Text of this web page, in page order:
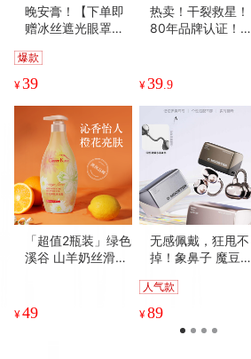
晚安膏！【下单即
赠冰丝遮光眼罩】
膏 天然花香 馥郁柔
和 20g/盒
爆款
¥39
热卖！干裂救星！
80年品牌认证！南
脚膏 小绿膏 脚后跟
¥39.9
「超值2瓶装」绿色
溪谷 山羊奶丝滑沐
花亮肤沐浴露 保湿
¥49
无感佩戴，狂甩不
掉！象鼻子 魔豆系
声控AI 不变形 无感
佩戴 挂绳便携 D95
【ys】
人气款
¥89